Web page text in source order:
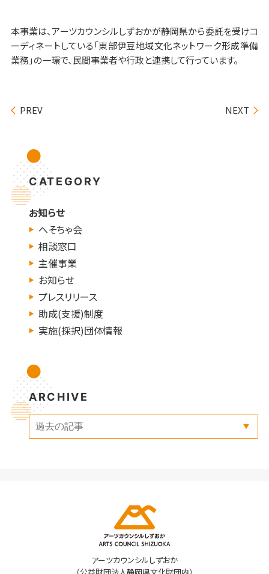
本事業は、アーツカウンシルしずおかが静岡県から委託を受けコ
ーディネートしている「東部伊豆地域文化ネットワーク形成準備
業務」の一環で、民間事業者や行政と連携して行っています。
NEXT
PREV
CATEGORY
お知らせ
へそちゃ会
相談窓口
主催事業
お知らせ
プレスリリース
助成(支援)制度
実施(採択)団体情報
ARCHIVE
アーツカウンシルしずおか